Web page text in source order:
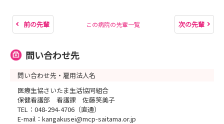
前の先輩 この病院の先輩一覧 次の先輩
問い合わせ先
問い合わせ先・雇用法人名
医療生協さいたま生活協同組合
保健看護部 看護課 佐藤笑美子
TEL：048-294-4706（直通）
E-mail：kangakusei@mcp-saitama.or.jp